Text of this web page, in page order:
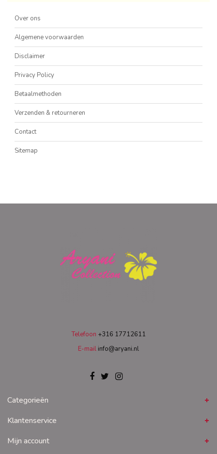
Over ons
Algemene voorwaarden
Disclaimer
Privacy Policy
Betaalmethoden
Verzenden & retourneren
Contact
Sitemap
Telefoon +316 17712611
E-mail info@aryani.nl
Categorieën
Klantenservice
Mijn account